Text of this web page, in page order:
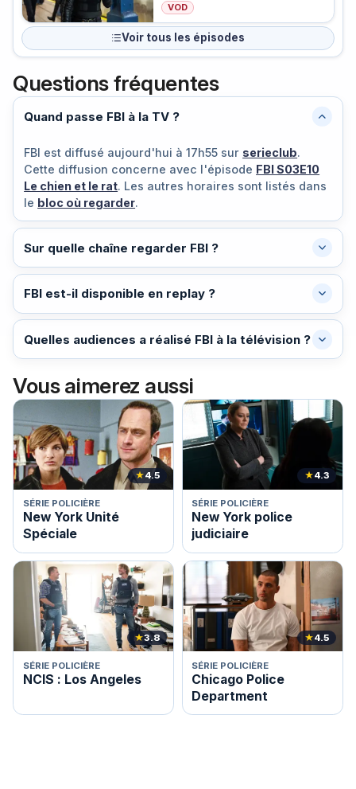
VOD
Voir tous les épisodes
Questions fréquentes
Quand passe FBI à la TV ?
FBI est diffusé aujourd'hui à 17h55 sur serieclub.
Cette diffusion concerne avec l'épisode FBI S03E10
Le chien et le rat. Les autres horaires sont listés dans
le bloc où regarder.
Sur quelle chaîne regarder FBI ?
FBI est-il disponible en replay ?
Quelles audiences a réalisé FBI à la télévision ?
Vous aimerez aussi
★4.5
SÉRIE POLICIÈRE
New York Unité
Spéciale
★4.3
SÉRIE POLICIÈRE
New York police
judiciaire
★3.8
SÉRIE POLICIÈRE
NCIS : Los Angeles
★4.5
SÉRIE POLICIÈRE
Chicago Police
Department